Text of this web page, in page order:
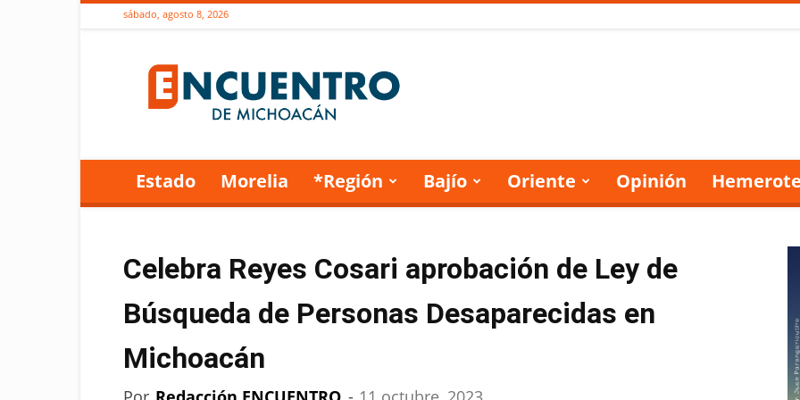
sábado, agosto 8, 2026
de
Michoacán
Estado Morelia *Región Bajío Oriente Opinión
Celebra Reyes Cosari aprobación de Ley de
Búsqueda de Personas Desaparecidas en
Michoacán